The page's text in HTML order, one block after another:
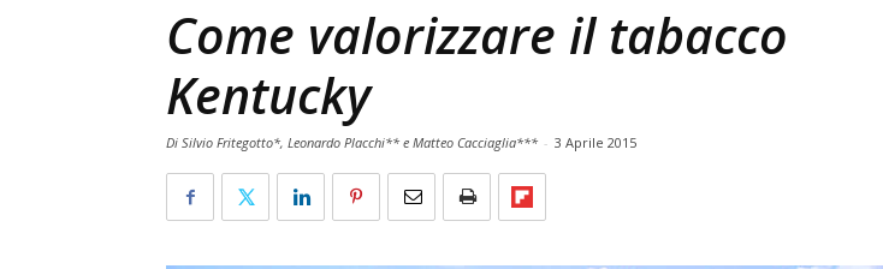
Come valorizzare il tabacco
Kentucky
Di Silvio Fritegotto*, Leonardo Placchi** e Matteo Cacciaglia*** - 3 Aprile 2015